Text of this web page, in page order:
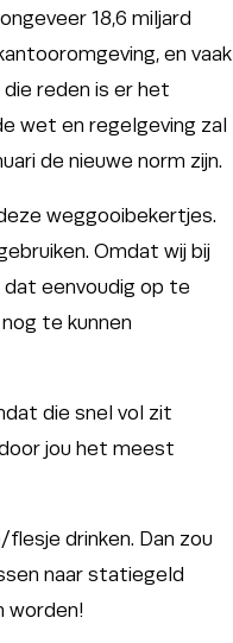
18,6 miljard
en vaak
die reden is er het
wet en regelgeving zal
de nieuwe norm zijn.
weggooibekertjes.
Omdat wij bij
dat eenvoudig op te
te kunnen
die snel vol zit
jou het meest
drinken. Dan zou
naar statiegeld
worden!